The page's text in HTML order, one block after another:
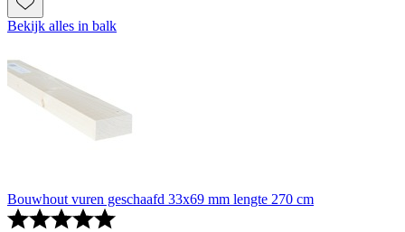
Bekijk alles in balk
Bouwhout vuren geschaafd 33x69 mm lengte 270 cm